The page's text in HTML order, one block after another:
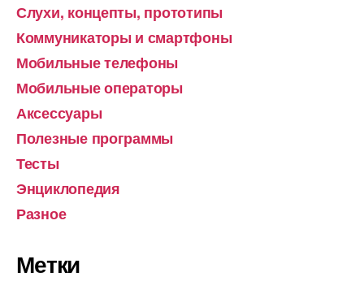
Слухи, концепты, прототипы
Коммуникаторы и смартфоны
Мобильные телефоны
Мобильные операторы
Аксессуары
Полезные программы
Тесты
Энциклопедия
Разное
Метки